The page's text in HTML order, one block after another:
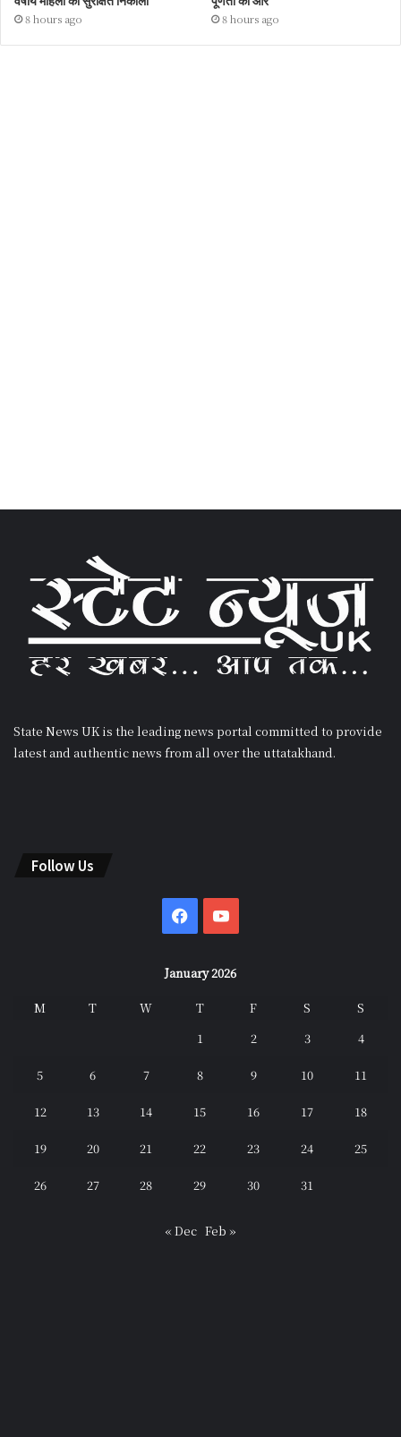
8 hours ago 8 hours ago
State News UK is the leading news portal committed to provide
latest and authentic news from all over the uttatakhand.
Follow Us
Facebook
January 2026
M T W T F S
S
1
2 3 4
5 6 7 8 9 10 11
12 13 14 15 16 17 18
19 20 21 22 23 24 25
26 27 28 29 30 31
« Dec Feb »